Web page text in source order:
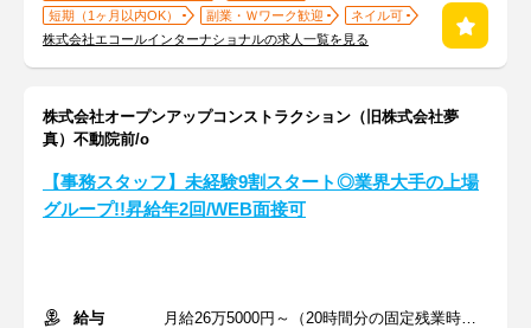
短期（1ヶ月以内OK）
副業・Ｗワーク歓迎
ネイル可
株式会社エコールインターナショナルの求人一覧を見る
株式会社オープンアップコンストラクション（旧株式会社夢
真）不動院前/o
【事務スタッフ】未経験9割スタート◎業界大手の上場
グループ!!昇給年2回/WEB面接可
給与
月給26万5000円～（20時間分の固定残業時間代を含む）